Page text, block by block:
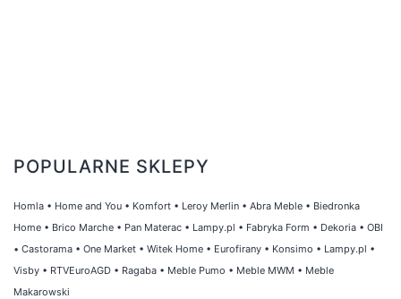
POPULARNE SKLEPY
Homla • Home and You • Komfort • Leroy Merlin • Abra Meble • Biedronka
Home • Brico Marche • Pan Materac • Lampy.pl • Fabryka Form • Dekoria • OBI
• Castorama • One Market • Witek Home • Eurofirany • Konsimo • Lampy.pl •
Visby • RTVEuroAGD • Ragaba • Meble Pumo • Meble MWM • Meble
Makarowski